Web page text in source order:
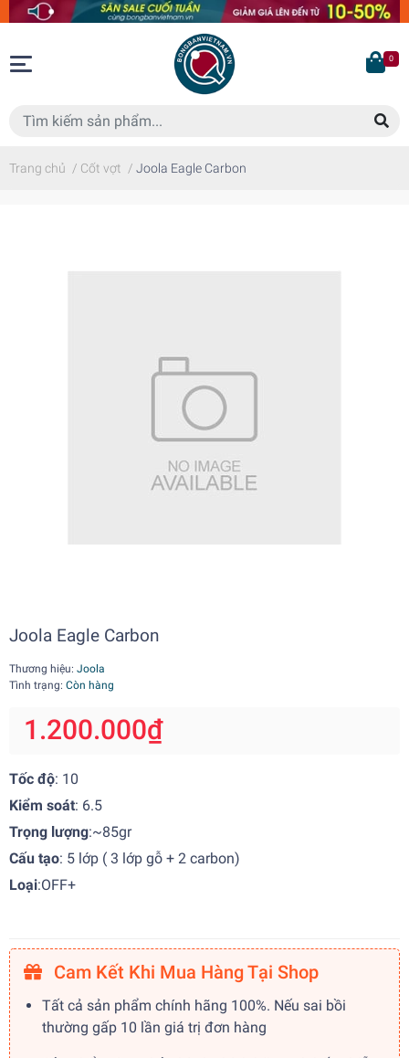
0
Trang chủ / Cốt vợt / Joola Eagle Carbon
Joola Eagle Carbon
Thương hiệu: Joola
Tình trạng: Còn hàng
1.200.000₫
Tốc độ: 10
Kiểm soát: 6.5
Trọng lượng:~85gr
Cấu tạo: 5 lớp ( 3 lớp gỗ + 2 carbon)
Loại:OFF+
Cam Kết Khi Mua Hàng Tại Shop
Tất cả sản phẩm chính hãng 100%. Nếu sai bồi
thường gấp 10 lần giá trị đơn hàng